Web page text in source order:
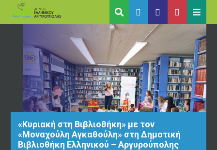
«Κυριακή στη Βιβλιοθήκη» με τον
«Μοναχούλη Αγκαθούλη» στη Δημοτική
Βιβλιοθήκη Ελληνικού – Αργυρούπολης